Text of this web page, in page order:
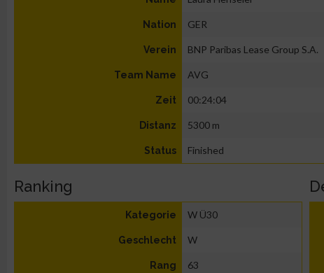
Nation GER
Verein BNP Paribas Lease Group S.A.
Team Name AVG
Zeit 00:24:04
Distanz 5300 m
Status Finished
Ranking
Kategorie W Ü30
Geschlecht W
Rang 63